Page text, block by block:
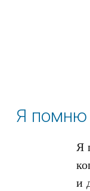
Я помню
Я
и